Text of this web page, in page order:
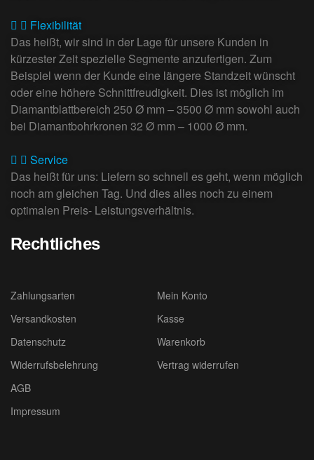
Flexibilität
Das heißt, wir sind in der Lage für unsere Kunden in
kürzester Zeit spezielle Segmente anzufertigen. Zum
Beispiel wenn der Kunde eine längere Standzeit wünscht
oder eine höhere Schnittfreudigkeit. Dies ist möglich im
Diamantblattbereich 250 Ø mm – 3500 Ø mm sowohl auch
bei Diamantbohrkronen 32 Ø mm – 1000 Ø mm.
Service
Das heißt für uns: Liefern so schnell es geht, wenn möglich
noch am gleichen Tag. Und dies alles noch zu einem
optimalen Preis- Leistungsverhältnis.
Rechtliches
Zahlungsarten
Versandkosten
Datenschutz
Widerrufsbelehrung
AGB
Impressum
Mein Konto
Kasse
Warenkorb
Vertrag widerrufen